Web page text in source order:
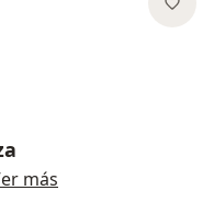
más